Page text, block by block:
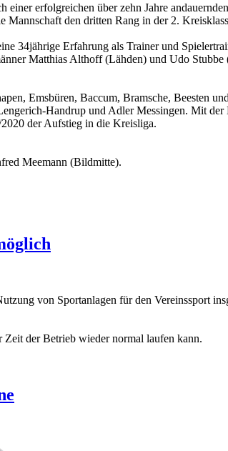
erfolgreichen über zehn Jahre
Mannschaft den dritten Rang in der 2.
34jährige Erfahrung als Trainer und
Matthias Althoff (Lähden) und Udo Stubbe
Emsbüren, Baccum, Bramsche, Beesten
Handrup und Adler Messingen. Mit der
der Aufstieg in die Kreisliga.
Meemann (Bildmitte).
von Sportanlagen für den Vereinssport
der Betrieb wieder normal laufen kann.